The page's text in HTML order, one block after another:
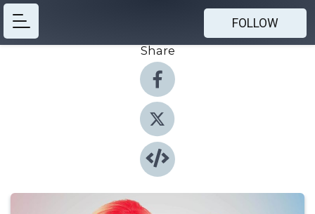
FOLLOW
Share